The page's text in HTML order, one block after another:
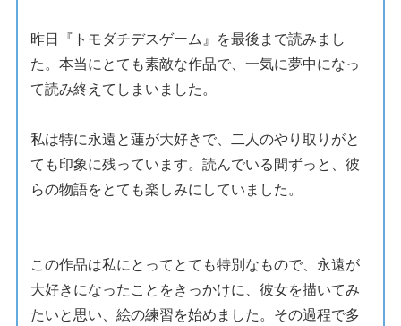
昨日『トモダチデスゲーム』を最後まで読みまし
た。本当にとても素敵な作品で、一気に夢中になっ
て読み終えてしまいました。
私は特に永遠と蓮が大好きで、二人のやり取りがと
ても印象に残っています。読んでいる間ずっと、彼
らの物語をとても楽しみにしていました。
この作品は私にとってとても特別なもので、永遠が
大好きになったことをきっかけに、彼女を描いてみ
たいと思い、絵の練習を始めました。その過程で多